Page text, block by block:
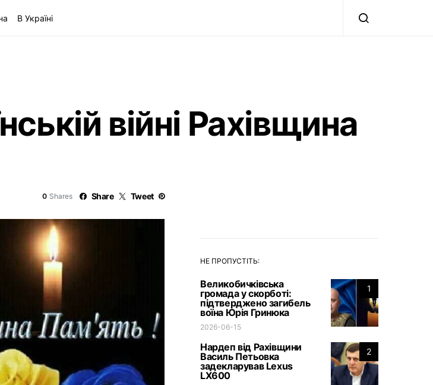
В Україні
війні Рахівщина
0 Shares Share Tweet
НЕ ПРОПУСТІТЬ:
1
Великобичківська
громада у скорботі:
підтверджено загибель
воїна Юрія Гринюка
2026-06-15
2
Нардеп від Рахівщини
Василь Петьовка
задекларував Lexus
LX600